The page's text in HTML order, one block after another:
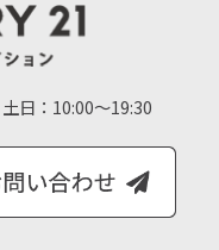
日：10:00～19:30